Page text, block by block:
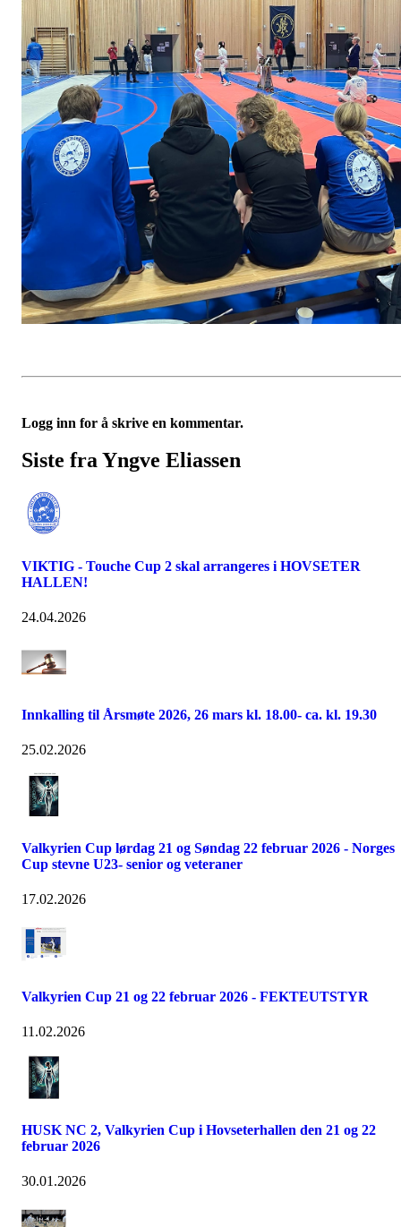
Logg inn for å skrive en kommentar.
Siste fra Yngve Eliassen
VIKTIG - Touche Cup 2 skal arrangeres i HOVSETER
HALLEN!
24.04.2026
Innkalling til Årsmøte 2026, 26 mars kl. 18.00- ca. kl. 19.30
25.02.2026
Valkyrien Cup lørdag 21 og Søndag 22 februar 2026 - Norges
Cup stevne U23- senior og veteraner
17.02.2026
Valkyrien Cup 21 og 22 februar 2026 - FEKTEUTSTYR
11.02.2026
HUSK NC 2, Valkyrien Cup i Hovseterhallen den 21 og 22
februar 2026
30.01.2026